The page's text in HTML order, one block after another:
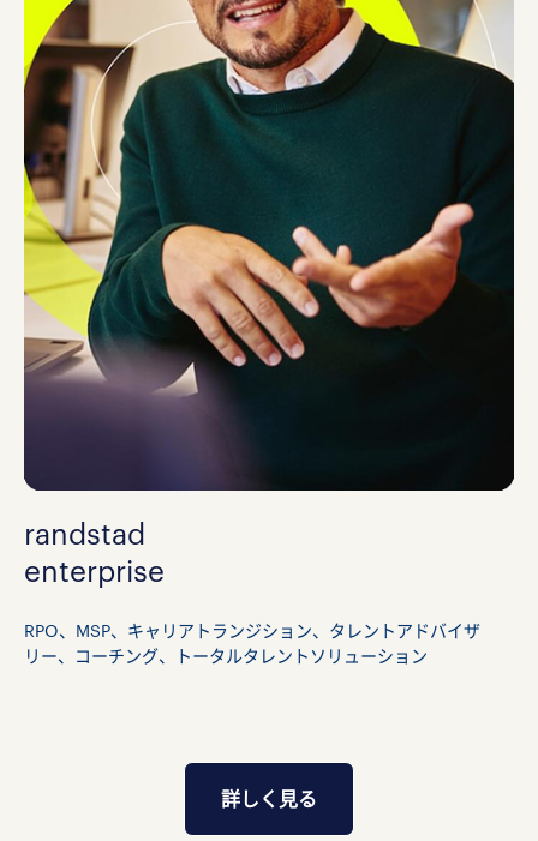
randstad
enterprise
RPO、MSP、キャリアトランジション、タレントアドバイザ
リー、コーチング、トータルタレントソリューション
詳しく見る